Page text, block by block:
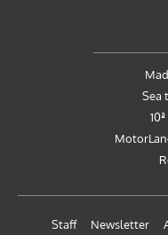
Sea
Staff Newsletter